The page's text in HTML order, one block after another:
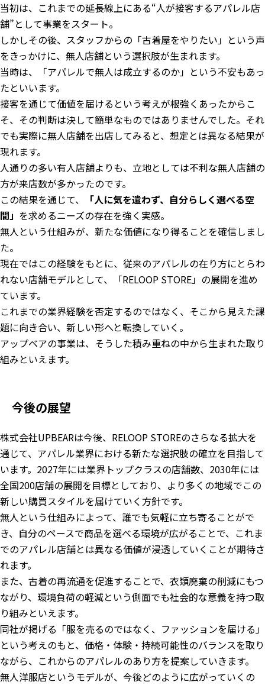
当初は、これまでの延長線上にある“人が接客するアパレル店
舗”として事業をスタート。
しかしその後、スタッフからの「古着屋をやりたい」という声
をきっかけに、無人店舗という選択肢が生まれます。
当時は、「アパレルで無人は成立するのか」という不安もあっ
たといいます。
接客を通じて価値を届けるという考えが根強くあったからこ
そ、その判断は決して簡単なものではありませんでした。それ
でも実際に無人店舗を出店してみると、想定とは異なる結果が
現れます。
人通りの多い有人店舗よりも、立地としては不利な無人店舗の
方が来店数が多かったのです。
この結果を通じて、
「人に気を遣わず、自分らしく選べる空
間」 を求めるニーズの存在を強く実感。
無人という仕組みが、新たな価値になり得ることを確信しまし
た。
現在ではこの経験をもとに、従来のアパレルの在り方にとらわ
れない店舗モデルとして、「RELOOP STORE」の展開を進め
ています。
これまでの業界経験を否定するのではなく、そこから見えた課
題に向き合い、新しい形へと転換していく。
アップベアの事業は、そうした積み重ねの中から生まれた取り
組みといえます。
今後の展望
株式会社UPBEARは今後、RELOOP STOREのさらなる拡大を
通じて、アパレル業界における新たな選択肢の確立を目指して
います。2027年には業界トップクラスの店舗数、2030年には
全国200店舗の展開を目標としており、より多くの地域でこの
新しい購買スタイルを届けていく方針です。
無人という仕組みによって、誰でも気軽に立ち寄ることがで
き、自分のペースで商品を選べる環境が広がることで、これま
でのアパレル店舗とは異なる価値が浸透していくことが期待さ
れます。
また、古着の再流通を促進することで、衣類廃棄の削減にもつ
ながり、環境負荷の軽減という側面でも社会的な意義を持つ取
り組みといえます。
同社が掲げる「服を売るのではなく、ファッションを届ける」
という考えのもと、価格・体験・持続可能性のバランスを取り
ながら、これからのアパレルのあり方を提案していきます。
無人洋服店というモデルが、今後どのように広がっていくの